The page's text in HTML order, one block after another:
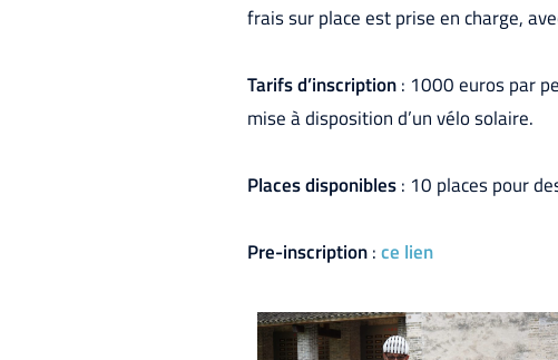
frais sur place est prise en charge,
Tarifs d’inscription: 1000 euros par
mise à disposition d’un vélo solaire.
Places disponibles: 10 places pour
Pre-inscription:ce lien